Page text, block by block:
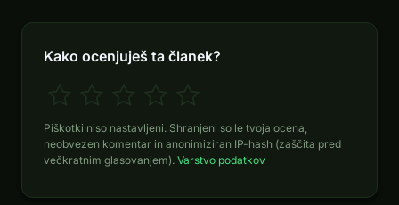
Kako ocenjuješ ta članek?
Piškotki niso nastavljeni. Shranjeni so le tvoja ocena,
neobvezen komentar in anonimiziran IP-hash (zaščita pred
večkratnim glasovanjem). Varstvo podatkov